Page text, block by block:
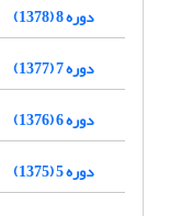
دوره 8 (1378)
دوره 7 (1377)
دوره 6 (1376)
دوره 5 (1375)